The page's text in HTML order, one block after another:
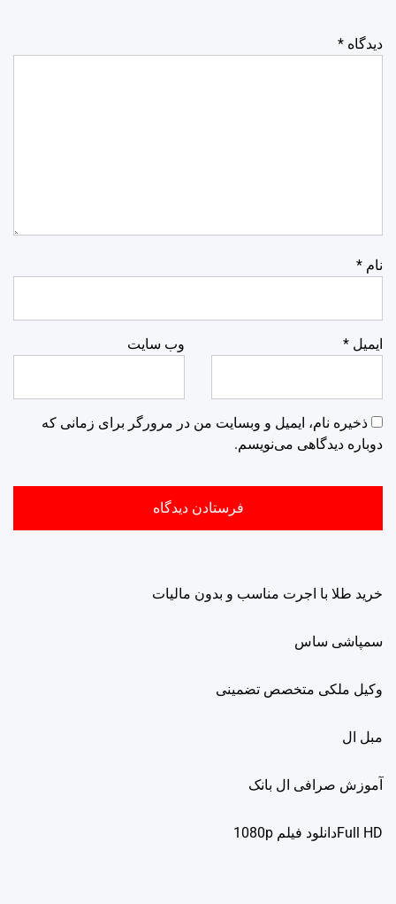
دیدگاه *
نام *
ایمیل * وب‌ سایت
ذخیره نام، ایمیل و وبسایت من در مرورگر برای زمانی که
دوباره دیدگاهی می‌نویسم.
خرید طلا با اجرت مناسب و بدون مالیات
سمپاشی ساس
وکیل ملکی متخصص تضمینی
مبل ال
آموزش صرافی ال بانک
Full HDدانلود فيلم 1080p